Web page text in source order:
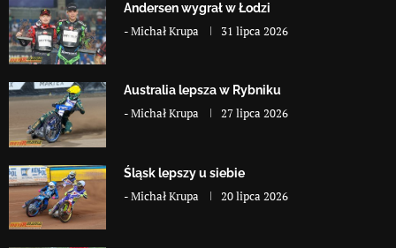
Andersen wygrał w Łodzi
-Michał Krupa 31 lipca 2026
Australia lepsza w Rybniku
-Michał Krupa 27 lipca 2026
Śląsk lepszy u siebie
-Michał Krupa 20 lipca 2026